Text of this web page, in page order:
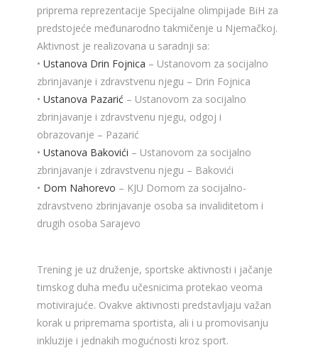
priprema reprezentacije Specijalne olimpijade BiH za
predstojeće međunarodno takmičenje u Njemačkoj.
Aktivnost je realizovana u saradnji sa:
•Ustanova Drin Fojnica – Ustanovom za socijalno
zbrinjavanje i zdravstvenu njegu – Drin Fojnica
•Ustanova Pazarić – Ustanovom za socijalno
zbrinjavanje i zdravstvenu njegu, odgoj i
obrazovanje – Pazarić
•Ustanova Bakovići – Ustanovom za socijalno
zbrinjavanje i zdravstvenu njegu – Bakovići
• Dom Nahorevo – KJU Domom za socijalno-
zdravstveno zbrinjavanje osoba sa invaliditetom i
drugih osoba Sarajevo
Trening je uz druženje, sportske aktivnosti i jačanje
timskog duha među učesnicima protekao veoma
motivirajuće. Ovakve aktivnosti predstavljaju važan
korak u pripremama sportista, ali i u promovisanju
inkluzije i jednakih mogućnosti kroz sport.